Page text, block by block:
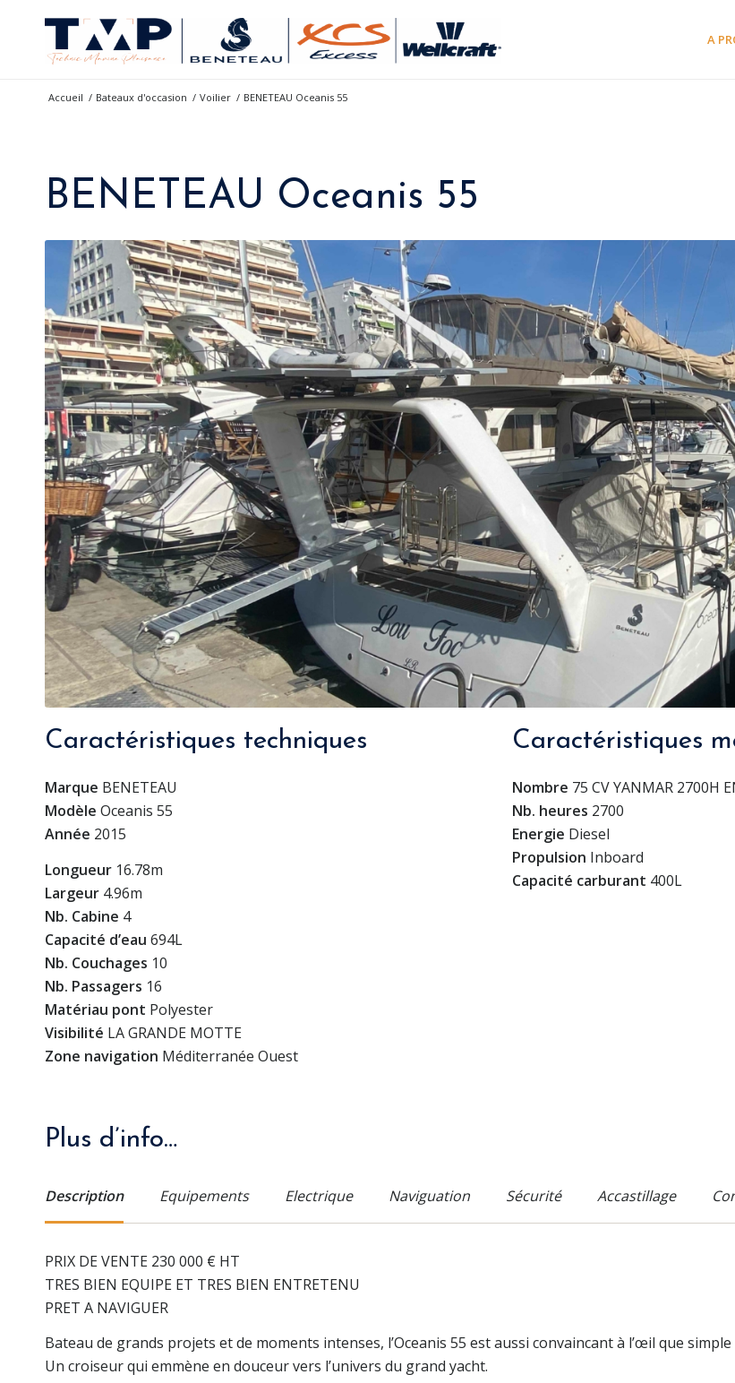
A
Accueil / Bateaux d'occasion / Voilier / BENETEAU Oceanis 55
BENETEAU Oceanis 55
Caractéristiques techniques
Marque BENETEAU
Modèle Oceanis 55
Année 2015
Longueur 16.78m
Largeur 4.96m
Nb. Cabine 4
Capacité d’eau 694L
Nb. Couchages 10
Nb. Passagers 16
Matériau pont Polyester
Visibilité LA GRANDE MOTTE
Zone navigation Méditerranée Ouest
Caractéristiques
Nombre 75 CV YANMAR 2700H
Nb. heures 2700
Energie Diesel
Propulsion Inboard
Capacité carburant 400L
Plus d’info…
Description Equipements Electrique Naviguation Sécurité Accastillage
PRIX DE VENTE 230 000 € HT
TRES BIEN EQUIPE ET TRES BIEN ENTRETENU
PRET A NAVIGUER
Bateau de grands projets et de moments intenses, l’Oceanis 55 est aussi convaincant à l’œil que
Un croiseur qui emmène en douceur vers l’univers du grand yacht.